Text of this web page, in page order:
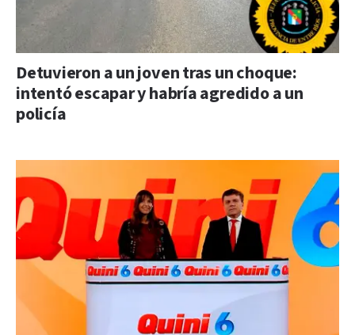
Detuvieron a un joven tras un choque:
intentó escapar y habría agredido a un
policía